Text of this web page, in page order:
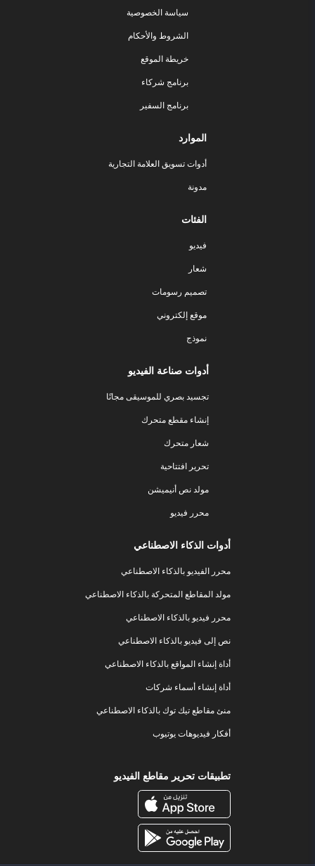
سياسة الخصوصية
الشروط والأحكام
خريطة الموقع
برنامج شركاء
برنامج السفير
الموارد
أدوات تسويق العلامة التجارية
مدونة
الفئات
فيديو
شعار
تصميم رسومات
موقع إلكتروني
نموذج
أدوات صناعة الفيديو
تجسيد بصري للموسيقى مجانًا
إنشاء مقطع متحرك
شعار متحرك
تحرير افتتاحية
مولد نص أنيميشن
محرر فيديو
أدوات الذكاء الاصطناعي
محرر الفيديو بالذكاء الاصطناعي
مولد المقاطع المتحركة بالذكاء الاصطناعي
محرر فيديو بالذكاء الاصطناعي
نص إلى فيديو بالذكاء الاصطناعي
أداة إنشاء المواقع بالذكاء الاصطناعي
أداة إنشاء أسماء شركات
منئ مقاطع تيك توك بالذكاء الاصطناعي
أفكار فيديوهات يوتيوب
تطبيقات تحرير مقاطع الفيديو